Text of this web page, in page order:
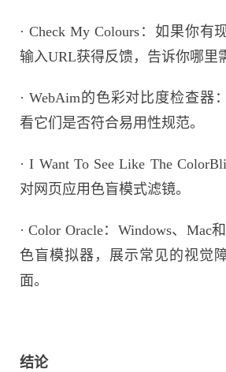
· Check My Colours：如果你有
输入URL获得反馈，告诉你哪里
· WebAim的色彩对比度检查器
看它们是否符合易用性规范。
·I Want To See Like The
对网页应用色盲模式滤镜。
·Color Oracle：Windows、Mac
色盲模拟器，展示常见的视觉
面。
结论